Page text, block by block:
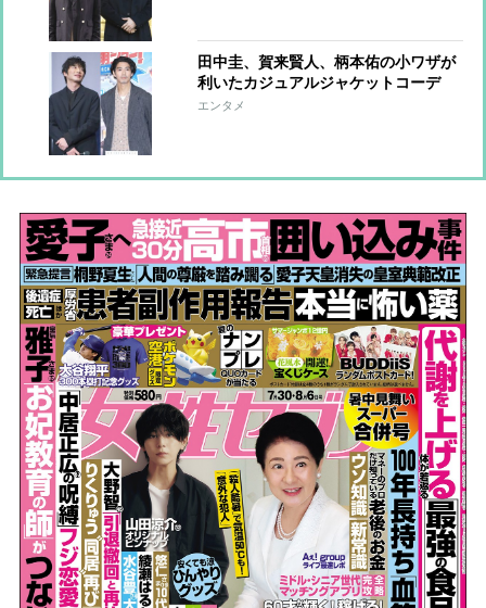
田中圭、賀来賢人、柄本佑の小ワザが
利いたカジュアルジャケットコーデ
【ファッションチェック】
エンタメ